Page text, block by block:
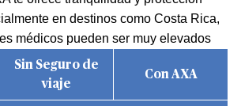
en destinos como Costa Rica,
médicos pueden ser muy elevados
Sin Seguro de
viaje
Con AXA